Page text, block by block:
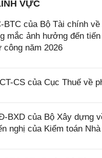
VỰC
BTC của Bộ Tài chính
mắc ảnh hưởng đến
công năm 2026
CS của Cục Thuế về
BXD của Bộ Xây dựng
nghị của Kiểm toán